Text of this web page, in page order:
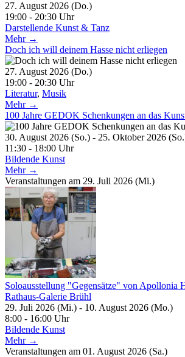
27. August 2026 (Do.)
19:00 - 20:30 Uhr
Darstellende Kunst & Tanz
Mehr →
Doch ich will deinem Hasse nicht erliegen
27. August 2026 (Do.)
19:00 - 20:30 Uhr
Literatur, Musik
Mehr →
100 Jahre GEDOK Schenkungen an das
30. August 2026 (So.) - 25. Oktober 2026
11:30 - 18:00 Uhr
Bildende Kunst
Mehr →
Veranstaltungen am 29. Juli 2026 (Mi.)
Soloausstellung "Gegensätze" von Apollonia
Rathaus-Galerie Brühl
29. Juli 2026 (Mi.) - 10. August 2026 (Mo.)
8:00 - 16:00 Uhr
Bildende Kunst
Mehr →
Veranstaltungen am 01. August 2026 (Sa.)